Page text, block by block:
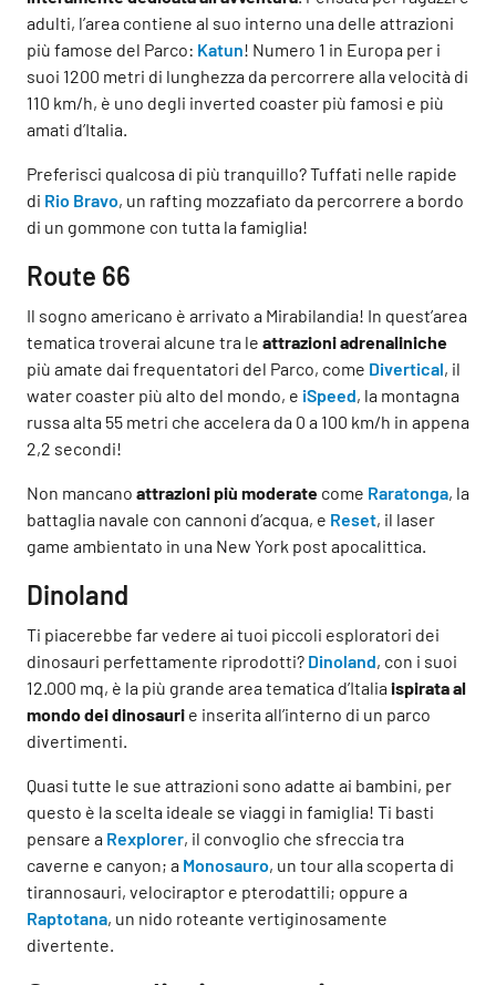
adulti, l’area contiene al suo interno una delle attrazioni
più famose del Parco: Katun! Numero 1 in Europa per i
suoi 1200 metri di lunghezza da percorrere alla velocità di
110 km/h, è uno degli inverted coaster più famosi e più
amati d’Italia.
Preferisci qualcosa di più tranquillo? Tuffati nelle rapide
di Rio Bravo, un rafting mozzafiato da percorrere a bordo
di un gommone con tutta la famiglia!
Route 66
Il sogno americano è arrivato a Mirabilandia! In quest’area
tematica troverai alcune tra le attrazioni adrenaliniche
più amate dai frequentatori del Parco, come Divertical, il
water coaster più alto del mondo, e iSpeed, la montagna
russa alta 55 metri che accelera da 0 a 100 km/h in appena
2,2 secondi!
Non mancano attrazioni più moderate come Raratonga, la
battaglia navale con cannoni d’acqua, e Reset, il laser
game ambientato in una New York post apocalittica.
Dinoland
Ti piacerebbe far vedere ai tuoi piccoli esploratori dei
dinosauri perfettamente riprodotti? Dinoland, con i suoi
12.000 mq, è la più grande area tematica d’Italiaispirata al
mondo dei dinosauri e inserita all’interno di un parco
divertimenti.
Quasi tutte le sue attrazioni sono adatte ai bambini, per
questo è la scelta ideale se viaggi in famiglia! Ti basti
pensare a Rexplorer, il convoglio che sfreccia tra
caverne e canyon; a Monosauro, un tour alla scoperta di
tirannosauri, velociraptor e pterodattili; oppure a
Raptotana, un nido roteante vertiginosamente
divertente.